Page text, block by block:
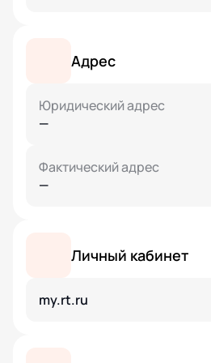
Адрес
Юридический адрес
—
Фактический адрес
—
Личный кабинет
my.rt.ru